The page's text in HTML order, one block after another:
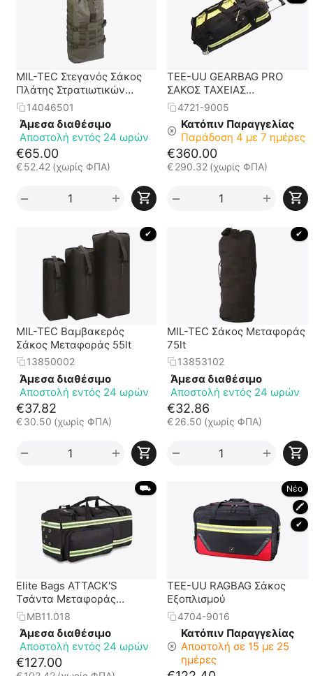
MIL-TEC Στεγανός Σάκος
Πλάτης Στρατιωτικών
Προδιαγραφών
14046501
Άμεσα διαθέσιμο
Αποστολή εντός 24 ωρών
€65.00
€ 52.42 (χωρίς ΦΠΑ)
+
−
TEE-UU GEARBAG PRO
ΣΑΚΟΣ ΤΑΧΕΙΑΣ
ΕΠΕΜΒΑΣΗΣ ΠΥΡΟΣΒΕΣΤΗ
4721-9005
Κατόπιν Παραγγελίας
Παράδοση 4 με 7 ημέρες
€360.00
€290.32 (χωρίς ΦΠΑ)
+
−
✔
MIL-TEC Βαμβακερός
Σάκος Μεταφοράς 55lt
13850002
Άμεσα διαθέσιμο
Αποστολή εντός 24 ωρών
€37.82
€ 30.50 (χωρίς ΦΠΑ)
+
−
✔
MIL-TEC Σάκος Μεταφοράς
75lt
13853102
Άμεσα διαθέσιμο
Αποστολή εντός 24 ωρών
€32.86
€26.50 (χωρίς ΦΠΑ)
+
−
⛟
Elite Bags ATTACK'S
Τσάντα Μεταφοράς
Ατομικού Εξοπλισμού
Προστασίας Μαύρη
MB11.018
Άμεσα διαθέσιμο
Αποστολή εντός 24 ωρών
€127.00
Νέο
🖍
✔
TEE-UU RAGBAG Σάκος
Εξοπλισμού
4704-9016
Κατόπιν Παραγγελίας
Αποστολή σε 15 με 25
ημέρες